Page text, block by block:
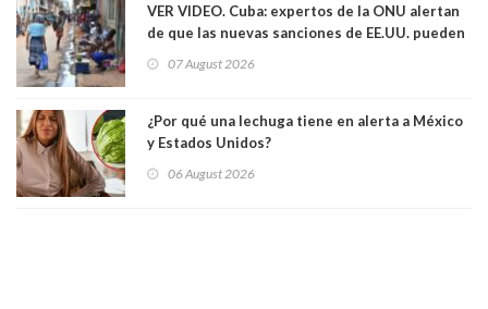
VER VIDEO. Cuba: expertos de la ONU alertan
de que las nuevas sanciones de EE.UU. pueden
07 August 2026
¿Por qué una lechuga tiene en alerta a México
y Estados Unidos?
06 August 2026